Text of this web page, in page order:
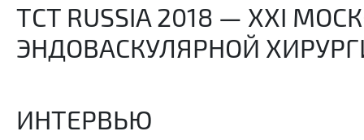
TCT RUSSIA 2018 — XXI
ЭНДОВАСКУЛЯРНОЙ
ИНТЕРВЬЮ